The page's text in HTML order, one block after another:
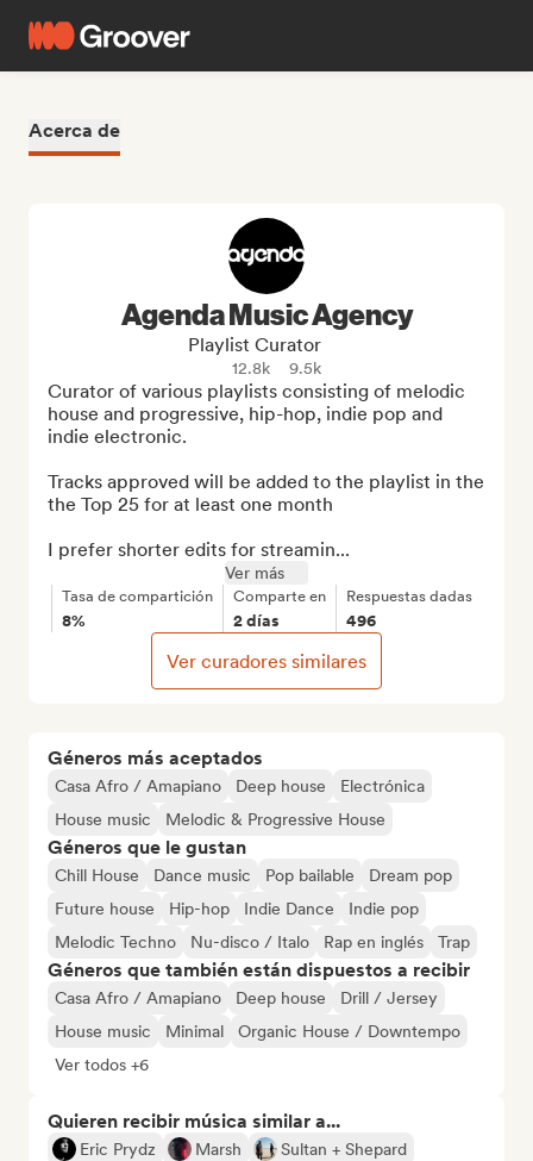
Acerca de
Géneros más aceptados
Casa Afro / Amapiano Deep house
Electrónica
House music
Melodic & Progressive House
Géneros que le gustan
Chill House Dance music Pop bailable
Dream pop
Future house
Hip-hop Indie Dance
Indie pop
Melodic Techno
Nu-disco / Italo Rap en inglés Trap
Géneros que también están dispuestos a recibir
Casa Afro / Amapiano Deep house
Drill / Jersey
House music
Minimal
Organic House / Downtempo
Ver todos +6
Quieren recibir música similar a...
Eric Prydz Marsh
Sultan + Shepard
Agenda Music Agency
Playlist Curator
12.8k 9.5k
Curator of various playlists consisting of melodic
house and progressive, hip-hop, indie pop and
indie electronic.
Tracks approved will be added to the playlist in the
the Top 25 for at least one month
I prefer shorter edits for streamin...
Ver más
Tasa de compartición
8%
Comparte en
2 días
Respuestas dadas
496
Ver curadores similares